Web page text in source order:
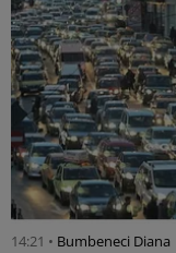
14:21 • Bumbeneci Diana